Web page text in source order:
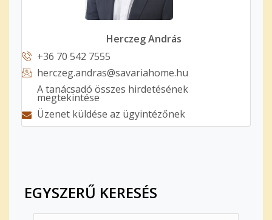
Herczeg András
+36 70 542 7555
herczeg.andras@savariahome.hu
A tanácsadó összes hirdetésének
megtekintése
Üzenet küldése az ügyintézőnek
EGYSZERŰ KERESÉS